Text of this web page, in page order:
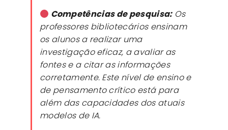
Competências de pesquisa:Os
professores bibliotecários ensinam
os alunos a realizar uma
investigação eficaz, a avaliar as
fontes e a citar as informações
corretamente. Este nível de ensino e
de pensamento crítico está para
além das capacidades dos atuais
modelos de IA.